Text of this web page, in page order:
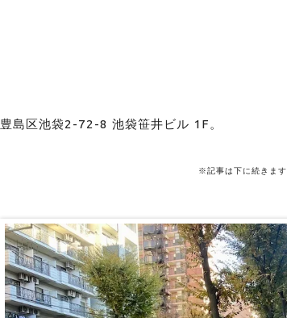
豊島区池袋2-72-8 池袋笹井ビル 1F。
※記事は下に続きます